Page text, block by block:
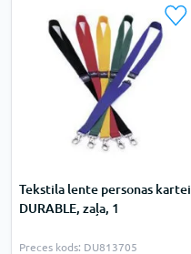
Tekstila lente personas kartei
DURABLE, zaļa, 1
Preces kods: DU813705